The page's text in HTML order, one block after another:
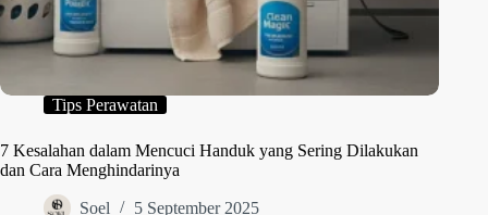
Tips Perawatan
7 Kesalahan dalam Mencuci Handuk yang Sering Dilakukan
dan Cara Menghindarinya
Soel 5 September 2025